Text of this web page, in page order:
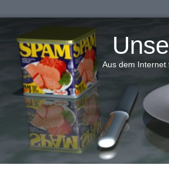
Aus dem Internet